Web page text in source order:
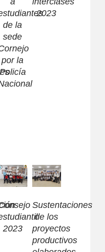
de la
sede
por la
2023
2023
Sustentaciones
de los
proyectos
productivos